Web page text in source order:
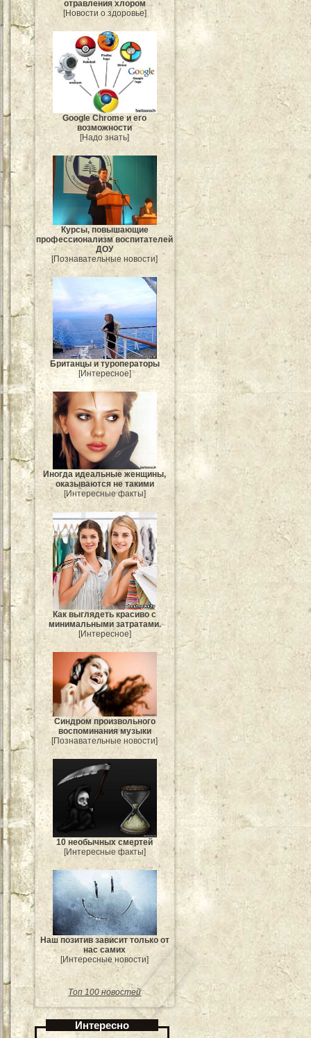
отравления хлором
[Новости о здоровье]
Google Chrome и его
возможности
[Надо знать]
Курсы, повышающие
профессионализм воспитателей
ДОУ
[Познавательные новости]
Британцы и туроператоры
[Интересное]
Иногда идеальные женщины,
оказываются не такими
[Интересные факты]
Как выглядеть красиво с
минимальными затратами.
[Интересное]
Синдром произвольного
воспоминания музыки
[Познавательные новости]
10 необычных смертей
[Интересные факты]
Наш позитив зависит только от
нас самих
[Интересные новости]
Топ 100 новостей
Интересно